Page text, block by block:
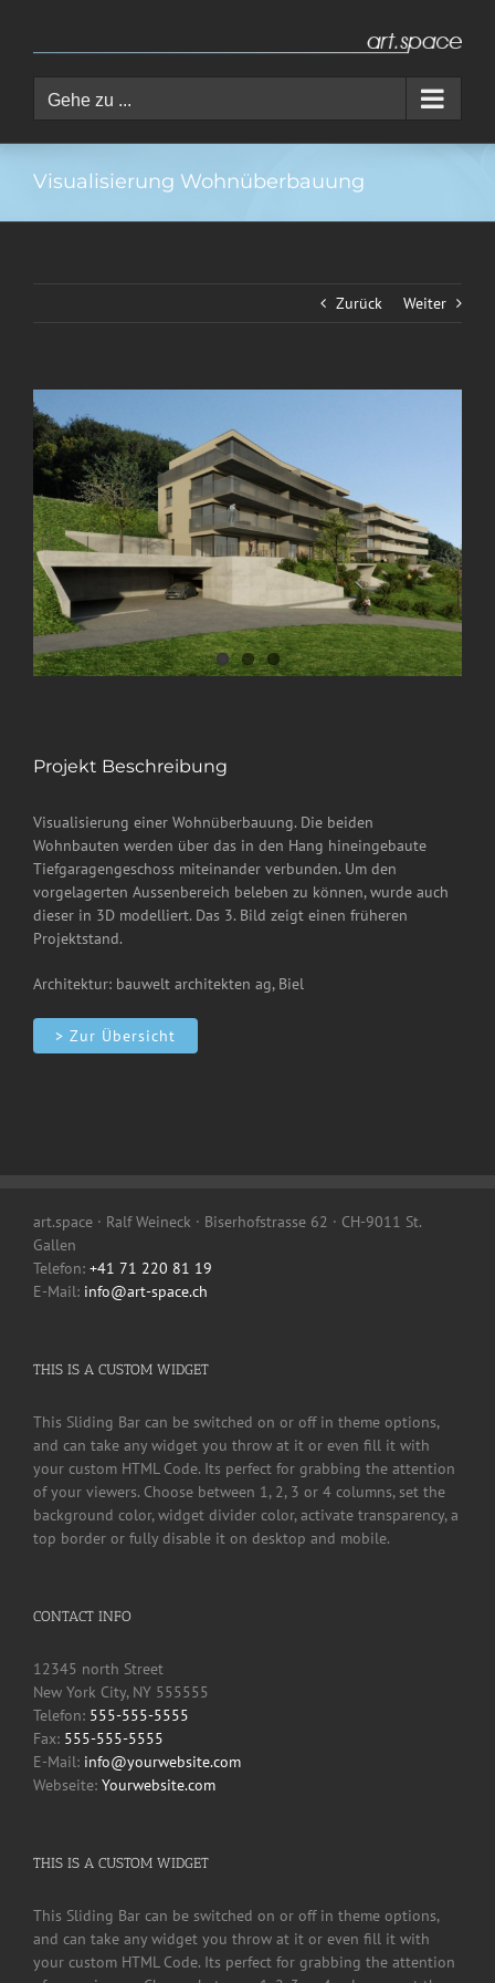
springen
Gehe zu ...
Visualisierung Wohnüberbauung
Zurück Weiter
View
Larger
Image
Projekt Beschreibung
Visualisierung einer Wohnüberbauung. Die beiden
Wohnbauten werden über das in den Hang hineingebaute
Tiefgaragengeschoss miteinander verbunden. Um den
vorgelagerten Aussenbereich beleben zu können, wurde auch
dieser in 3D modelliert. Das 3. Bild zeigt einen früheren
Projektstand.
Architektur: bauwelt architekten ag, Biel
> Zur Übersicht
art.space · Ralf Weineck · Biserhofstrasse 62 · CH-9011 St.
Gallen
Telefon: +41 71 220 81 19
E-Mail: info@art-space.ch
THIS IS A CUSTOM WIDGET
This Sliding Bar can be switched on or off in theme options,
and can take any widget you throw at it or even fill it with
your custom HTML Code. Its perfect for grabbing the attention
of your viewers. Choose between 1, 2, 3 or 4 columns, set the
background color, widget divider color, activate transparency, a
top border or fully disable it on desktop and mobile.
CONTACT INFO
12345 north Street
New York City, NY 555555
Telefon: 555-555-5555
Fax: 555-555-5555
E-Mail: info@yourwebsite.com
Webseite: Yourwebsite.com
THIS IS A CUSTOM WIDGET
This Sliding Bar can be switched on or off in theme options,
and can take any widget you throw at it or even fill it with
your custom HTML Code. Its perfect for grabbing the attention